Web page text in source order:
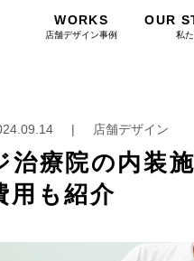
WORKS
店舗デザイン事例
OUR
私
| 店舗デザイン
治療院の内装
用も紹介